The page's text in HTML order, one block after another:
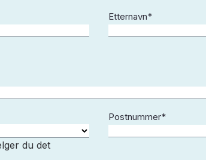
Etternavn*
du det
Postnummer*